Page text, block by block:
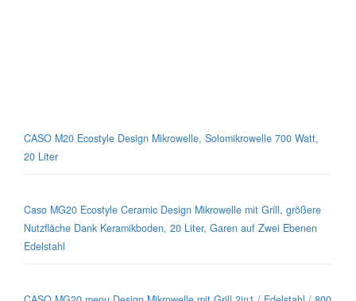
CASO M20 Ecostyle Design Mikrowelle, Solomikrowelle 700 Watt,
20 Liter
Caso MG20 Ecostyle Ceramic Design Mikrowelle mit Grill, größere
Nutzfläche Dank Keramikboden, 20 Liter, Garen auf Zwei Ebenen
Edelstahl